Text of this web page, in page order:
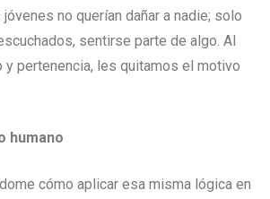
no querían dañar a nadie; solo
sentirse parte de algo. Al
pertenencia, les quitamos el motivo
humano
cómo aplicar esa misma lógica en